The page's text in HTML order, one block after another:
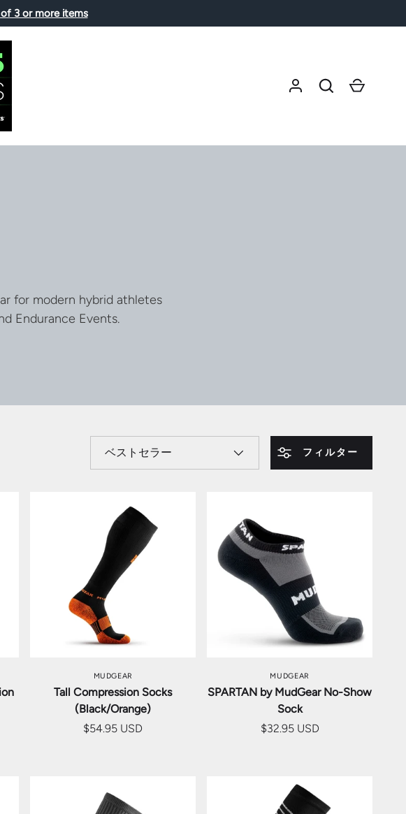
3 or more items
検索 カート
for modern hybrid athletes
Endurance Events.
フィルター
MUDGEAR
Tall Compression Socks
(Black/Orange)
$54.95 USD
オプションを選択
MUDGEAR
SPARTAN by MudGear No-Show
Sock
$32.95 USD
オプションを選択